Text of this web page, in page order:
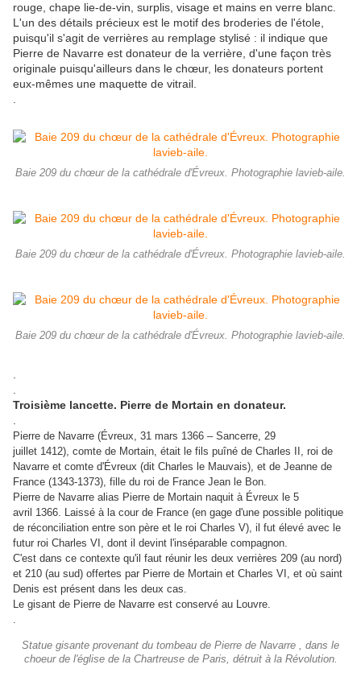
rouge, chape lie-de-vin, surplis, visage et mains en verre blanc.
L'un des détails précieux est le motif des broderies de l'étole,
puisqu'il s'agit de verrières au remplage stylisé : il indique que
Pierre de Navarre est donateur de la verrière, d'une façon très
originale puisqu'ailleurs dans le chœur, les donateurs portent
eux-mêmes une maquette de vitrail.
Baie 209 du chœur de la cathédrale d'Évreux. Photographie lavieb-aile.
Baie 209 du chœur de la cathédrale d'Évreux. Photographie lavieb-aile.
Baie 209 du chœur de la cathédrale d'Évreux. Photographie lavieb-aile.
Troisième lancette. Pierre de Mortain en donateur.
Pierre de Navarre (Évreux, 31 mars 1366 – Sancerre, 29
juillet 1412), comte de Mortain, était le fils puîné de Charles II, roi de
Navarre et comte d'Évreux (dit Charles le Mauvais), et de Jeanne de
France (1343-1373), fille du roi de France Jean le Bon.
Pierre de Navarre alias Pierre de Mortain naquit à Évreux le 5
avril 1366. Laissé à la cour de France (en gage d'une possible politique
de réconciliation entre son père et le roi Charles V), il fut élevé avec le
futur roi Charles VI, dont il devint l'inséparable compagnon.
C'est dans ce contexte qu'il faut réunir les deux verrières 209 (au nord)
et 210 (au sud) offertes par Pierre de Mortain et Charles VI, et où saint
Denis est présent dans les deux cas.
Le gisant de Pierre de Navarre est conservé au Louvre.
.
Statue gisante provenant du tombeau de Pierre de Navarre , dans le
choeur de l'église de la Chartreuse de Paris, détruit à la Révolution.